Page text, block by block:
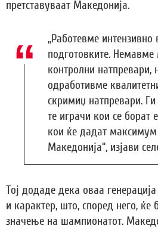
претставуваат Македонија.
„Работевме интензивно
подготовките. Немавме
контролни натпревари,
одработивме
скримиџ натпревари.
те играчи кои се борат
кои ќе дадат максимум
Македонија“, изјави
Тој додаде дека оваа
и карактер, што, според него, ќе
значење на шампионатот.